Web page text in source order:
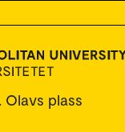
Olavs plass